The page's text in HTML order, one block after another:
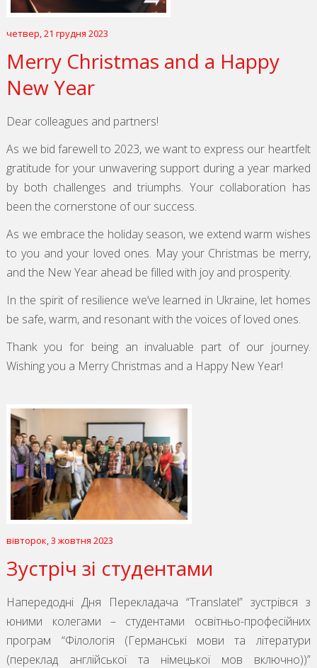
четвер, 21 грудня 2023
Merry Christmas and a Happy
New Year
Dear colleagues and partners!
As we bid farewell to 2023, we want to express our heartfelt
gratitude for your unwavering support during a year marked
by both challenges and triumphs. Your collaboration has
been the cornerstone of our success.
As we embrace the holiday season, we extend warm wishes
to you and your loved ones. May your Christmas be merry,
and the New Year ahead be filled with joy and prosperity.
In the spirit of resilience we’ve learned in Ukraine, let homes
be safe, warm, and resonant with the voices of loved ones.
Thank you for being an invaluable part of our journey.
Wishing you a Merry Christmas and a Happy New Year!
вівторок, 3 жовтня 2023
Зустріч зі студентами
Напередодні Дня Перекладача “Translatel” зустрівся з
юними колегами – студентами освітньо-професійних
програм “Філологія (Германські мови та літератури
(переклад англійської та німецької мов включно))”